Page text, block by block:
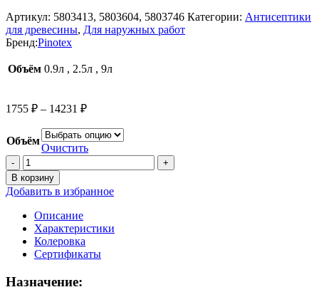
Артикул: 5803413, 5803604, 5803746 Категории: Антисептики
для древесины, Для наружных работ
Бренд:Pinotex
Объём 0.9л , 2.5л , 9л
1755 ₽ – 14231 ₽Диапазон
1755 ₽
–
Объём
Очистить
Количество
товара
Лазурь
PINOTEX
ULTRA
ОРЕГОН
/
ПИНОТЕКС
УЛЬТРА
для
В корзину
Добавить в избранное
Описание
Характеристики
Колеровка
Сертификаты
Назначение: